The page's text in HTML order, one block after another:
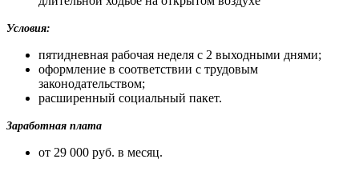
Условия:
пятидневная рабочая неделя с 2 выходными днями;
оформление в соответствии с трудовым
законодательством;
расширенный социальный пакет.
Заработная плата
от 29 000 руб. в месяц.